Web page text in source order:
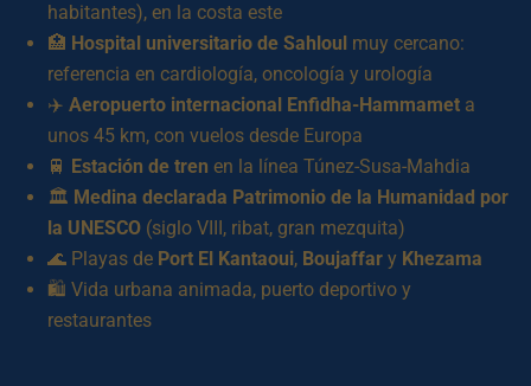
habitantes), en la costa este
🏥 Hospital universitario de Sahloul muy cercano:
referencia en cardiología, oncología y urología
✈️ Aeropuerto internacional Enfidha-Hammamet a
unos 45 km, con vuelos desde Europa
🚆 Estación de tren en la línea Túnez-Susa-Mahdia
🏛️ Medina declarada Patrimonio de la Humanidad por
la UNESCO (siglo VIII, ribat, gran mezquita)
🌊 Playas de Port El Kantaoui, Boujaffar y Khezama
🛍️ Vida urbana animada, puerto deportivo y
restaurantes